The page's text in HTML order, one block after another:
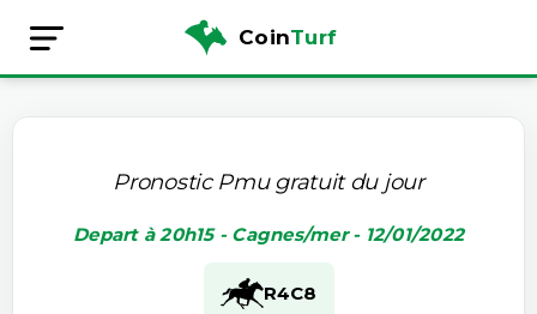
CoinTurf
Pronostic Pmu gratuit du jour
Depart à 20h15 - Cagnes/mer - 12/01/2022
R4C8